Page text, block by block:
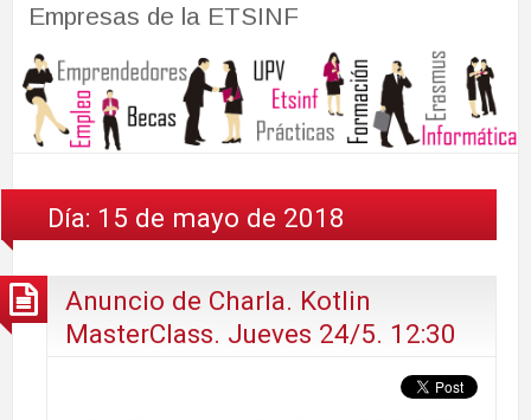
Empresas de la ETSINF
Día: 15 de mayo de 2018
Anuncio de Charla. Kotlin
MasterClass. Jueves 24/5. 12:30